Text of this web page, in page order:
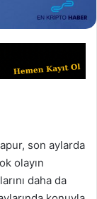
son aylarda
olayın
daha da